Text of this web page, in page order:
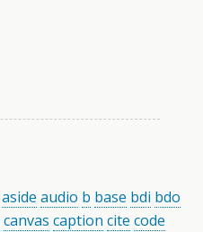
aside audio b base bdi bdo
canvas caption cite code